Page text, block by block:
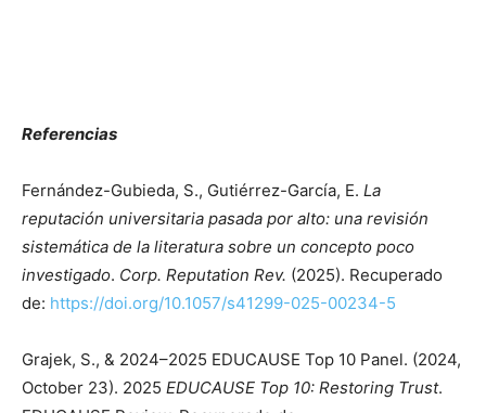
Referencias
Fernández-Gubieda, S., Gutiérrez-García, E. La
reputación universitaria pasada por alto: una revisión
sistemática de la literatura sobre un concepto poco
investigado. Corp. Reputation Rev. (2025). Recuperado
de: https://doi.org/10.1057/s41299-025-00234-5
Grajek, S., & 2024–2025 EDUCAUSE Top 10 Panel. (2024,
October 23). 2025 EDUCAUSE Top 10: Restoring Trust.